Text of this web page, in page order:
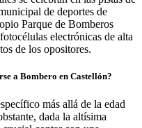
se celebran en las pistas de
de deportes de
Parque de Bomberos
electrónicas de alta
de los opositores.
a Bombero en Castellón?
más allá de la edad
dada la altísima